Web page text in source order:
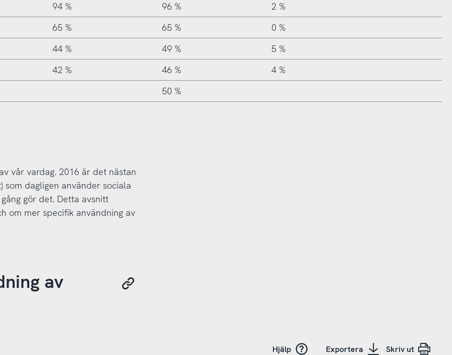
94 % 96 %
2 %
65 % 65 %
0 %
44 % 49 %
5 %
42 % 46 %
4 %
50 %
vår vardag. 2016 är det nästan
dagligen använder sociala
gör det. Detta avsnitt
om mer specifik användning av
av
Hjälp Exportera Skriv ut